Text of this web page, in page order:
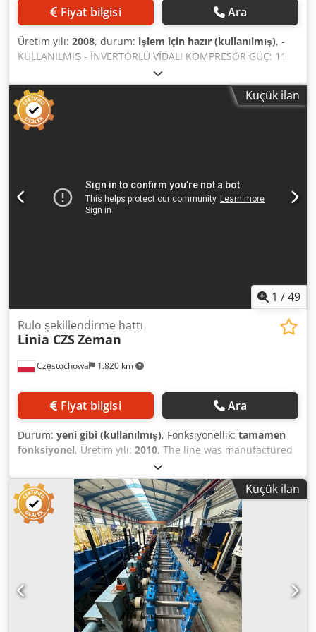
Fiyat bilgisi Ara
Üretim yılı: 2008, durum: işlem için hazır (kullanılmış), -
KULLANILMIŞ - İNVERTÖRLÜ VİDALI KOMPRESÖR GÜÇ: 11
kW Cedjzqwggjpfx Alferf MAKSİMUM BASINÇ: 12,5 Bar
AĞIRLIK: 271 kg TOPLAM ÖLÇÜLER: 960 x 615 x 1050 mm
Küçük ilan
1 /49
Częstochowa 1.820 km
Rulo şekillendirme hattı
Linia CZSZeman
Fiyat bilgisi Ara
Durum: yeni gibi (kullanılmış), Fonksiyonellik: tamamen
fonksiyonel, Üretim yılı: 2010, The line was manufactured
in 2010. Full modernization was carried out in 2020.
Credpfxjymampe Alfsf ZEMAN CZS LINE – SPECIFICATIONS
The fully automatic 'PURLIN' line, the flagship product from
ZEMAN, is designed for the production of open, cold-
formed profiles such as C-, Z-, and Sigma profiles in
various widths and shapes. This is made possible by the
fully automatic adjustment of the roll-forming dies. As raw
material, coils up to 750 mm wide and sheet steel with a
thickness from 1.25 mm to 3 mm (grade S-390 and below)
can be processed. The machine is designed for
manufacturing parts up to 15 meters in length. The width
of the specially hardened roll-forming dies can be infinitely
Küçük ilan